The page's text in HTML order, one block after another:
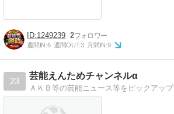
1249239 2
週間IN:6 週間OUT:3 月間IN:9
23
芸能えんためチャンネルα
ＡＫＢ等の芸能ニュース等をピックアップ